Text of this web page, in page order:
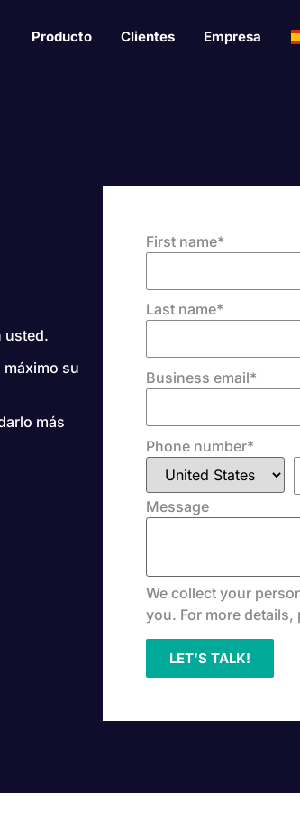
Producto Clientes Empresa
usted.
su
más
First name*
Last name*
Business email*
Phone number*
Message
We collect your
you. For more details,